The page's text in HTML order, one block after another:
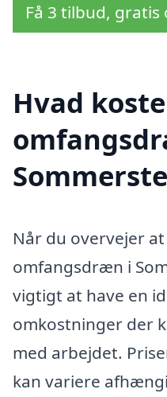
Få 3 tilbud,
Hvad
Når du overvejer
omfangsdræn i
vigtigt at have en
omkostninger der
med arbejdet.
kan variere